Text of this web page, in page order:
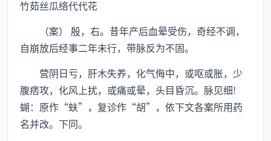
竹茹丝瓜络代代花
（案） 殷，右。昔年产后血晕受伤，奇经不调，
自崩放后经事二年未行，带脉反为不固。
营阴日亏，肝木失养，化气侮中，或呕或胀，少
腹痞攻，化风上扰，或痛或晕，头目昏沉。脉见细!
蝴：原作“蚨”，复诊作“胡”，依下文各案所用药
名并改。下同。